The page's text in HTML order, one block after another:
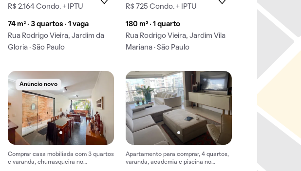
R$ 2.164 Condo. + IPTU
74 m² · 3 quartos · 1 vaga
Rua Rodrigo Vieira, Jardim da
Gloria · São Paulo
R$ 725 Condo. + IPTU
180 m² · 1 quarto
Rua Rodrigo Vieira, Jardim Vila
Mariana · São Paulo
Anúncio novo
Comprar casa mobiliada com 3 quartos
e varanda, churrasqueira no
Apartamento para comprar, 4 quartos,
varanda, academia e piscina no